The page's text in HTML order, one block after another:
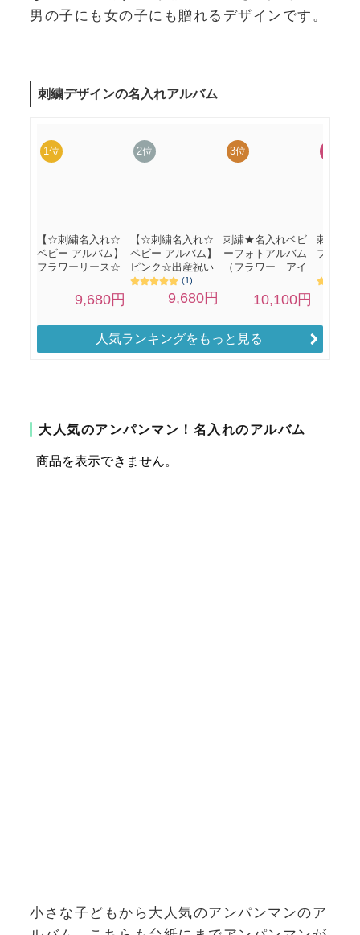
男の子にも女の子にも贈れるデザインです。
人気ランキングをもっと見る
大人気のアンパンマン！名入れのアルバム
小さな子どもから大人気のアンパンマンのア